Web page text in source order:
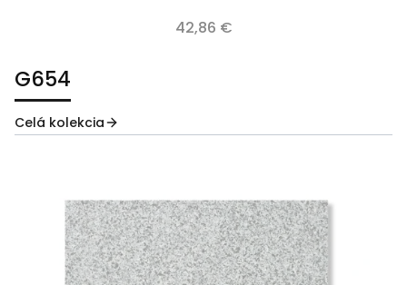
42,86 €
G654
Celá kolekcia